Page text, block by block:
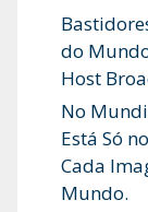
do
Host
No
Está Só
Cada
Mundo.